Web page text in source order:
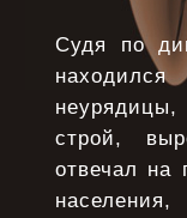
Судя по
неурядицы,
строй,
отвечал на